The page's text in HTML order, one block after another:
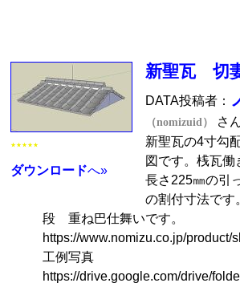
★★★★★
ダウンロードへ»
新聖瓦 切
DATA投稿者：
（nomizuid）
さ
新聖瓦の4寸勾
図です。桟瓦働
長さ225㎜の引
の割付寸法です
段 重ね巴仕舞いです。
https://www.nomizu.co.jp/product/
工例写真
https://drive.google.com/drive/